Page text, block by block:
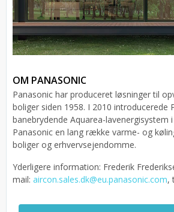
OM PANASONIC
Panasonic har produceret løsninger til
boliger siden 1958. I 2010 introducerede
banebrydende Aquarea-lavenergisystem
Panasonic en lang række varme- og
boliger og erhvervsejendomme.
Yderligere information: Frederik
mail: aircon.sales.dk@eu.panasonic.com,